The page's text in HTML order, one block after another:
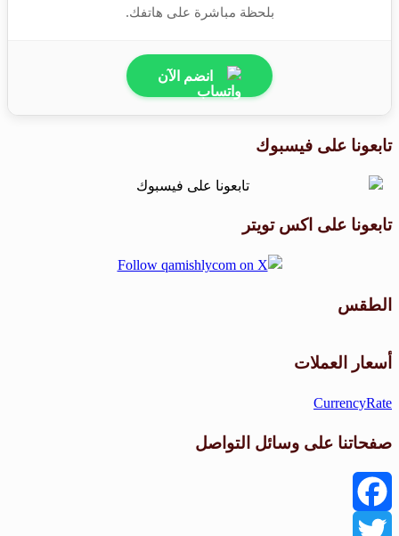
بلحظة مباشرة على هاتفك.
انضم الآن
تابعونا على فيسبوك
تابعونا على اكس تويتر
الطقس
أسعار العملات
CurrencyRate
صفحاتنا على وسائل التواصل
Facebook